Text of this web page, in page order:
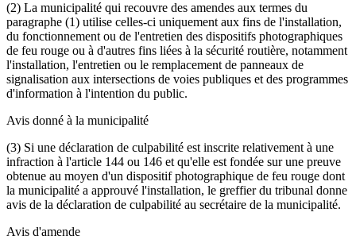
(2) La municipalité qui recouvre des amendes aux termes du
paragraphe (1) utilise celles-ci uniquement aux fins de l'installation,
du fonctionnement ou de l'entretien des dispositifs photographiques
de feu rouge ou à d'autres fins liées à la sécurité routière, notamment
l'installation, l'entretien ou le remplacement de panneaux de
signalisation aux intersections de voies publiques et des programmes
d'information à l'intention du public.
Avis donné à la municipalité
(3) Si une déclaration de culpabilité est inscrite relativement à une
infraction à l'article 144 ou 146 et qu'elle est fondée sur une preuve
obtenue au moyen d'un dispositif photographique de feu rouge dont
la municipalité a approuvé l'installation, le greffier du tribunal donne
avis de la déclaration de culpabilité au secrétaire de la municipalité.
Avis d'amende